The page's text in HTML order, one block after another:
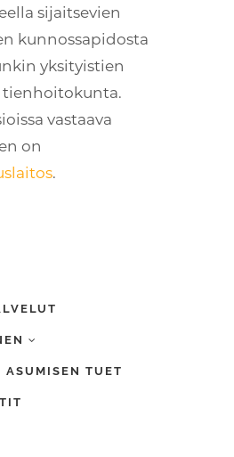
sijaitsevien
kunnossapidosta
yksityistien
tienhoitokunta.
vastaava
on
.
ASUMISEN TUET